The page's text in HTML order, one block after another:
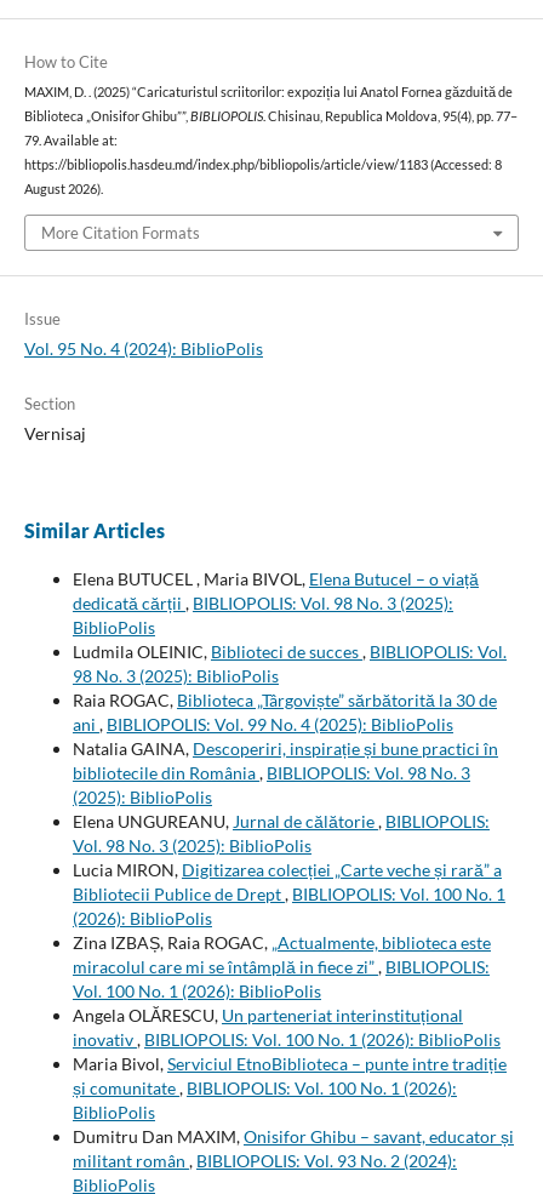
How to Cite
MAXIM, D. . (2025) “Caricaturistul scriitorilor: expoziția lui Anatol Fornea găzduită de
Biblioteca „Onisifor Ghibu””, BIBLIOPOLIS. Chisinau, Republica Moldova, 95(4), pp. 77–
79. Available at:
https://bibliopolis.hasdeu.md/index.php/bibliopolis/article/view/1183 (Accessed: 8
August 2026).
More Citation Formats
Issue
Vol. 95 No. 4 (2024): BiblioPolis
Section
Vernisaj
Similar Articles
Elena BUTUCEL , Maria BIVOL, Elena Butucel – o viață
dedicată cărții , BIBLIOPOLIS: Vol. 98 No. 3 (2025):
BiblioPolis
Ludmila OLEINIC, Biblioteci de succes, BIBLIOPOLIS: Vol.
98 No. 3 (2025): BiblioPolis
Raia ROGAC, Biblioteca „Târgoviște” sărbătorită la 30 de
ani , BIBLIOPOLIS: Vol. 99 No. 4 (2025): BiblioPolis
Natalia GAINA, Descoperiri, inspirație și bune practici în
bibliotecile din România, BIBLIOPOLIS: Vol. 98 No. 3
(2025): BiblioPolis
Elena UNGUREANU, Jurnal de călătorie, BIBLIOPOLIS:
Vol. 98 No. 3 (2025): BiblioPolis
Lucia MIRON, Digitizarea colecției „Carte veche și rară” a
Bibliotecii Publice de Drept, BIBLIOPOLIS: Vol. 100 No. 1
(2026): BiblioPolis
Zina IZBAȘ, Raia ROGAC, „Actualmente, biblioteca este
miracolul care mi se întâmplă in fiece zi”, BIBLIOPOLIS:
Vol. 100 No. 1 (2026): BiblioPolis
Angela OLĂRESCU, Un parteneriat interinstituțional
inovativ, BIBLIOPOLIS: Vol. 100 No. 1 (2026): BiblioPolis
Maria Bivol,Serviciul EtnoBiblioteca – punte intre tradiție
și comunitate, BIBLIOPOLIS: Vol. 100 No. 1 (2026):
BiblioPolis
Dumitru Dan MAXIM,Onisifor Ghibu – savant, educator și
militant român , BIBLIOPOLIS: Vol. 93 No. 2 (2024):
BiblioPolis